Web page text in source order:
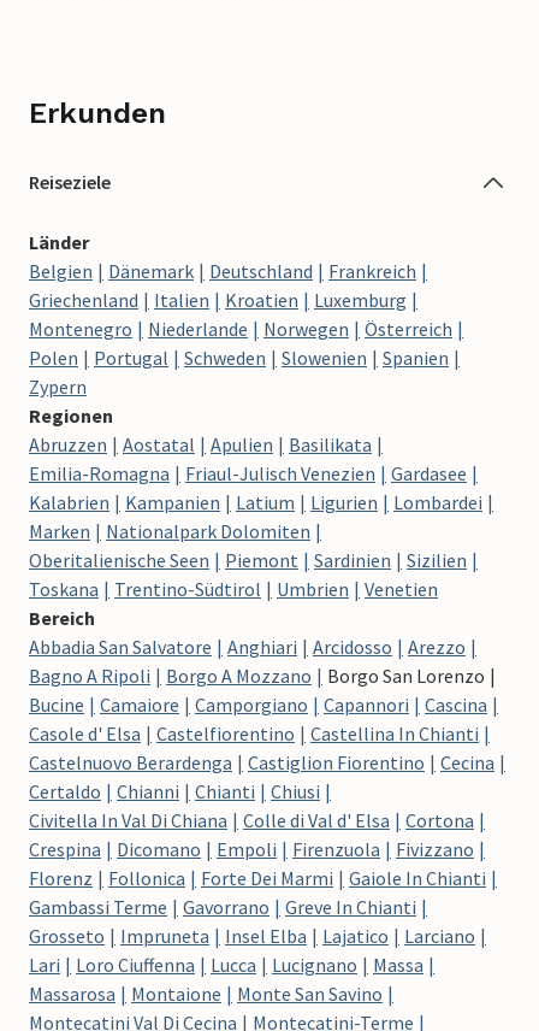
Erkunden
Reiseziele
Länder
Belgien
Dänemark Deutschland
Frankreich
Griechenland
Italien Kroatien
Luxemburg
Montenegro
Niederlande Norwegen
Österreich
Polen
Portugal Schweden Slowenien
Spanien
Zypern
Regionen
Abruzzen
Aostatal Apulien
Basilikata
Emilia-Romagna
Friaul-Julisch Venezien
Gardasee
Kalabrien
Kampanien Latium Ligurien
Lombardei
Marken
Nationalpark Dolomiten
Oberitalienische Seen
Piemont Sardinien
Sizilien
Toskana
Trentino-Südtirol Umbrien
Venetien
Bereich
Abbadia San Salvatore
Anghiari Arcidosso
Arezzo
Bagno A Ripoli
Borgo A Mozzano
Borgo San Lorenzo
Bucine
Camaiore Camporgiano Capannori
Cascina
Casole d' Elsa
Castelfiorentino
Castellina In Chianti
Castelnuovo Berardenga
Castiglion Fiorentino
Cecina
Certaldo
Chianni Chianti
Chiusi
Civitella In Val Di Chiana
Colle di Val d' Elsa
Cortona
Crespina
Dicomano Empoli Firenzuola
Fivizzano
Florenz
Follonica Forte Dei Marmi
Gaiole In Chianti
Gambassi Terme
Gavorrano
Greve In Chianti
Grosseto
Impruneta Insel Elba Lajatico
Larciano
Lari
Loro Ciuffenna Lucca Lucignano
Massa
Massarosa
Montaione
Monte San Savino
Montecatini Val Di Cecina
Montecatini-Terme